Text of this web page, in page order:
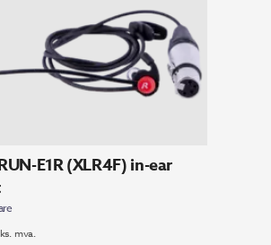
E1R (XLR4F) in-ear
mva.